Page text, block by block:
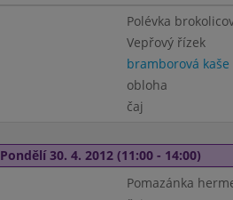
Polévka
Vepřový řízek
bramborová kaše
obloha
čaj
Pondělí 30. 4. 2012 (11:00 - 14:00)
Pomazánka